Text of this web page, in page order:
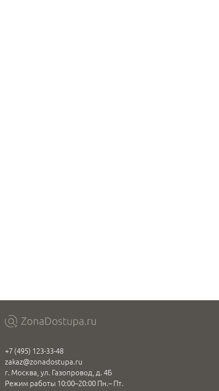
+7 (495) 123-33-48
zakaz@zonadostupa.ru
г. Москва, ул. Газопровод, д. 4Б
Режим работы 10:00–20:00 Пн.– Пт.